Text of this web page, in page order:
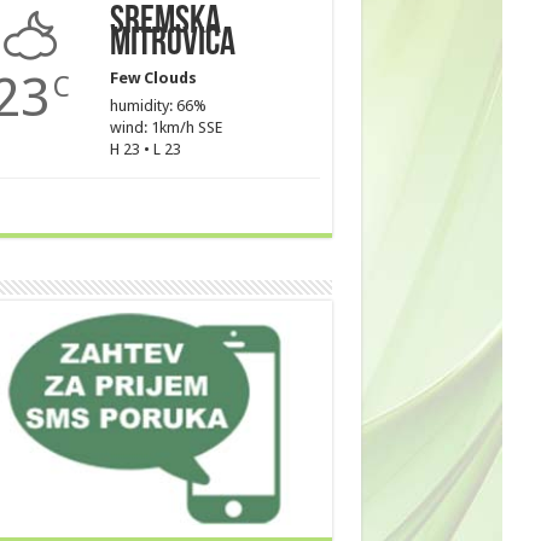
C
Sremska
Mitrovica
Few Clouds
humidity: 66%
wind: 1km/h SSE
H 23 • L 23